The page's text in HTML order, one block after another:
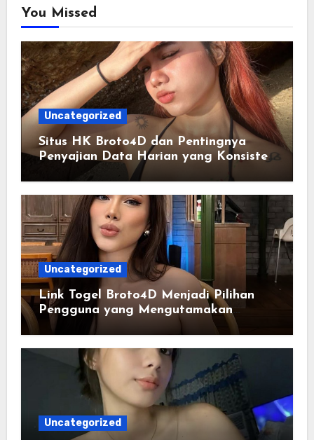
You Missed
Uncategorized
Situs HK Broto4D dan Pentingnya
Penyajian Data Harian yang Konsisten
Uncategorized
Link Togel Broto4D Menjadi Pilihan
Pengguna yang Mengutamakan
Kemudahan
Uncategorized